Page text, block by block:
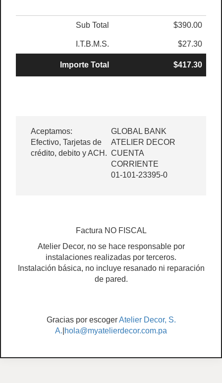
Sub Total $390.00
I.T.B.M.S. $27.30
Importe Total $417.30
Aceptamos:
Efectivo, Tarjetas de
crédito, debito y ACH.
GLOBAL BANK
ATELIER DECOR
CUENTA
CORRIENTE
01-101-23395-0
Factura NO FISCAL
Atelier Decor, no se hace responsable por
instalaciones realizadas por terceros.
Instalación básica, no incluye resanado ni reparación
de pared.
Gracias por escogerAtelier Decor, S.
A. hola@myatelierdecor.com.pa